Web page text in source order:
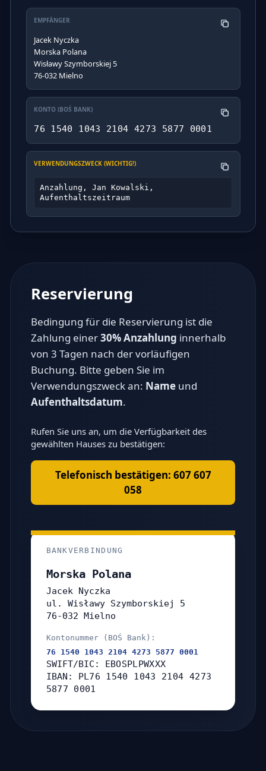
EMPFÄNGER
Jacek Nyczka
Morska Polana
Wisławy Szymborskiej 5
76-032 Mielno
KONTO (BOŚ BANK)
76 1540 1043 2104 4273 5877 0001
VERWENDUNGSZWECK (WICHTIG!)
Anzahlung, Jan Kowalski,
Aufenthaltszeitraum
Reservierung
Bedingung für die Reservierung ist die
Zahlung einer30% Anzahlung innerhalb
von 3 Tagen nach der vorläufigen
Buchung. Bitte geben Sie im
Verwendungszweck an: Name und
Aufenthaltsdatum.
Rufen Sie uns an, um die Verfügbarkeit des
gewählten Hauses zu bestätigen:
Telefonisch bestätigen: 607 607
058
BANKVERBINDUNG
Morska Polana
Jacek Nyczka
ul. Wisławy Szymborskiej 5
76-032 Mielno
Kontonummer (BOŚ Bank):
76 1540 1043 2104 4273 5877 0001
SWIFT/BIC: EBOSPLPWXXX
IBAN: PL76 1540 1043 2104 4273
5877 0001